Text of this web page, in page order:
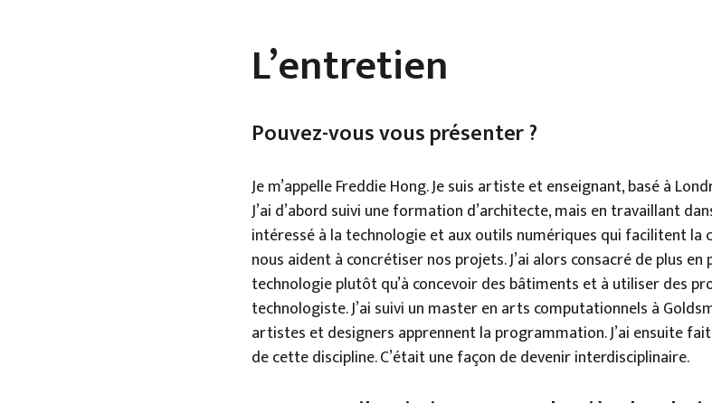
L’entretien
Pouvez-vous vous présenter ?
Je m’appelle Freddie Hong. Je suis artiste et enseignant, basé à
J’ai d’abord suivi une formation d’architecte, mais en travaillant
intéressé à la technologie et aux outils numériques qui facilitent la
nous aident à concrétiser nos projets. J’ai alors consacré de plus
technologie plutôt qu’à concevoir des bâtiments et à utiliser des
technologiste. J’ai suivi un master en arts computationnels à
artistes et designers apprennent la programmation. J’ai ensuite
de cette discipline. C’était une façon de devenir interdisciplinaire.